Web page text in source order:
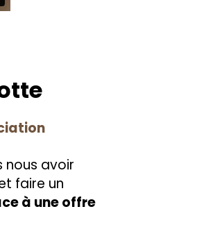
nous avoir
faire un
à une offre